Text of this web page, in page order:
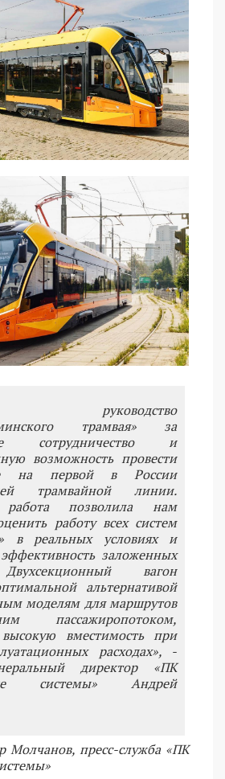
руководство
трамвая» за
сотрудничество и
возможность провести
на первой в России
трамвайной линии.
работа позволила нам
работу всех систем
в реальных условиях и
заложенных
вагон
альтернативой
моделям для маршрутов
пассажиропотоком,
высокую вместимость при
расходах», -
директор «ПК
системы» Андрей
Молчанов, пресс-служба «ПК